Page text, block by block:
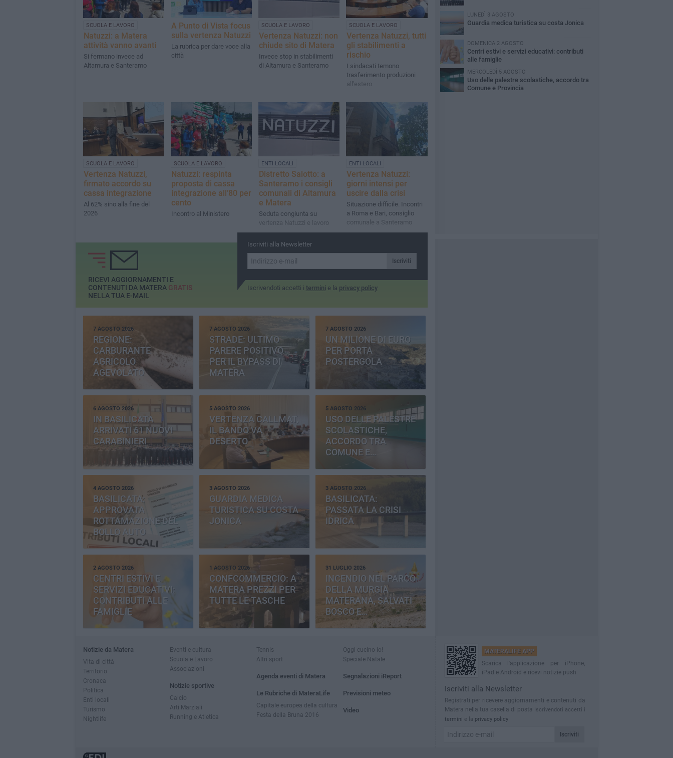
SCUOLA E LAVORO
Natuzzi: a Matera
attività vanno avanti
Si fermano invece ad
Altamura e Santeramo
A Punto di Vista focus
sulla vertenza Natuzzi
La rubrica per dare voce alla
città
SCUOLA E LAVORO
Vertenza Natuzzi: non
chiude sito di Matera
Invece stop in stabilimenti
di Altamura e Santeramo
SCUOLA E LAVORO
Vertenza Natuzzi, tutti
gli stabilimenti a
rischio
I sindacati temono
trasferimento produzioni
all'estero
SCUOLA E LAVORO
Vertenza Natuzzi,
firmato accordo su
cassa integrazione
Al 62% sino alla fine del
2026
SCUOLA E LAVORO
Natuzzi: respinta
proposta di cassa
integrazione all’80 per
cento
Incontro al Ministero
ENTI LOCALI
Distretto Salotto: a
Santeramo i consigli
comunali di Altamura
e Matera
Seduta congiunta su
vertenza Natuzzi e lavoro
ENTI LOCALI
Vertenza Natuzzi:
giorni intensi per
uscire dalla crisi
Situazione difficile. Incontri
a Roma e Bari, consiglio
comunale a Santeramo
Iscriviti alla Newsletter
Iscriviti
Iscrivendoti accetti i termini e la privacy policy
RICEVI AGGIORNAMENTI E
CONTENUTI DA MATERA GRATIS
NELLA TUA E-MAIL
7 AGOSTO 2026
REGIONE:
CARBURANTE
AGRICOLO
AGEVOLATO
7 AGOSTO 2026
STRADE: ULTIMO
PARERE POSITIVO
PER IL BYPASS DI
MATERA
7 AGOSTO 2026
UN MILIONE DI EURO
PER PORTA
POSTERGOLA
6 AGOSTO 2026
IN BASILICATA
ARRIVATI 61 NUOVI
CARABINIERI
5 AGOSTO 2026
VERTENZA CALLMAT,
IL BANDO VA
DESERTO
5 AGOSTO 2026
USO DELLE PALESTRE
SCOLASTICHE,
ACCORDO TRA
COMUNE E
PROVINCIA
4 AGOSTO 2026
BASILICATA:
APPROVATA
ROTTAMAZIONE DEL
BOLLO AUTO
3 AGOSTO 2026
GUARDIA MEDICA
TURISTICA SU COSTA
JONICA
3 AGOSTO 2026
BASILICATA:
PASSATA LA CRISI
IDRICA
2 AGOSTO 2026
CENTRI ESTIVI E
SERVIZI EDUCATIVI:
CONTRIBUTI ALLE
FAMIGLIE
1 AGOSTO 2026
CONFCOMMERCIO: A
MATERA PREZZI PER
TUTTE LE TASCHE
31 LUGLIO 2026
INCENDIO NEL PARCO
DELLA MURGIA
MATERANA, SALVATI
BOSCO E
CEMENTERIA
LUNEDÌ 3 AGOSTO
Guardia medica turistica su costa Jonica
DOMENICA 2 AGOSTO
Centri estivi e servizi educativi: contributi
alle famiglie
MERCOLEDÌ 5 AGOSTO
Uso delle palestre scolastiche, accordo tra
Comune e Provincia
Notizie da Matera
Vita di città
Territorio
Cronaca
Politica
Enti locali
Turismo
Nightlife
Eventi e cultura
Scuola e Lavoro
Associazioni
Notizie sportive
Calcio
Arti Marziali
Running e Atletica
Tennis
Altri sport
Agenda eventi di Matera
Le Rubriche di MateraLife
Capitale europea della cultura
Festa della Bruna 2016
Oggi cucino io!
Speciale Natale
Segnalazioni iReport
Previsioni meteo
Video
MATERALIFE APP
Scarica l'applicazione per iPhone,
iPad e Android e ricevi notizie push
Iscriviti alla Newsletter
Registrati per ricevere aggiornamenti e contenuti da
Matera nella tua casella di posta Iscrivendoti accetti i
termini e la privacy policy
Iscriviti